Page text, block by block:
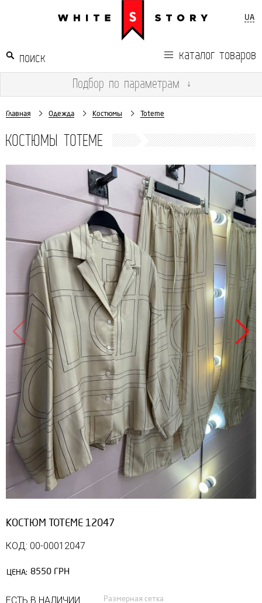
UA
каталог товаров
Подбор по параметрам ↓
Главная Одежда Костюмы Toteme
КОСТЮМЫ TOTEME
КОСТЮМ TOTEME 12047
КОД: 00-00012047
ЦЕНА: 8550 ГРН
ЕСТЬ В НАЛИЧИИ Размерная сетка